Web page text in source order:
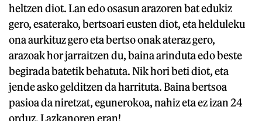
heltzen diot. Lan edo osasun arazoren bat edukiz
gero, esaterako, bertsoari eusten diot, eta helduleku
ona aurkituz gero eta bertso onak ateraz gero,
arazoak hor jarraitzen du, baina arinduta edo beste
begirada batetik behatuta. Nik hori beti diot, eta
jende asko gelditzen da harrituta. Baina bertsoa
pasioa da niretzat, egunerokoa, nahiz eta ez izan 24
orduz, Lazkanoren eran!